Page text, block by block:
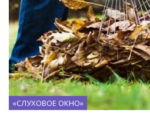
«СЛУХОВОЕ ОКНО»